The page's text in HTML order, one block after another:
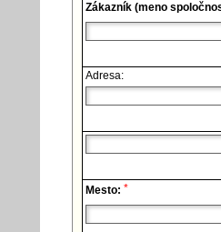
Zákazník (meno
Adresa:
Mesto: *